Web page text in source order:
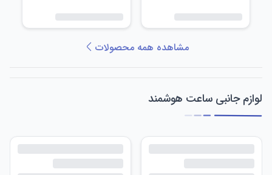
مشاهده همه محصولات
لوازم جانبی ساعت هوشمند